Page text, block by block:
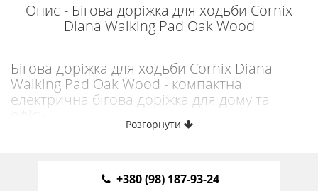
Опис - Бігова доріжка для ходьби Cornix
Diana Walking Pad Oak Wood
Бігова доріжка для ходьби Cornix Diana
Walking Pad Oak Wood - компактна
електрична бігова доріжка для дому та
поєднує мінімалістичний дизайн, компактні розміри і
Розгорнути
+380 (98) 187-93-24